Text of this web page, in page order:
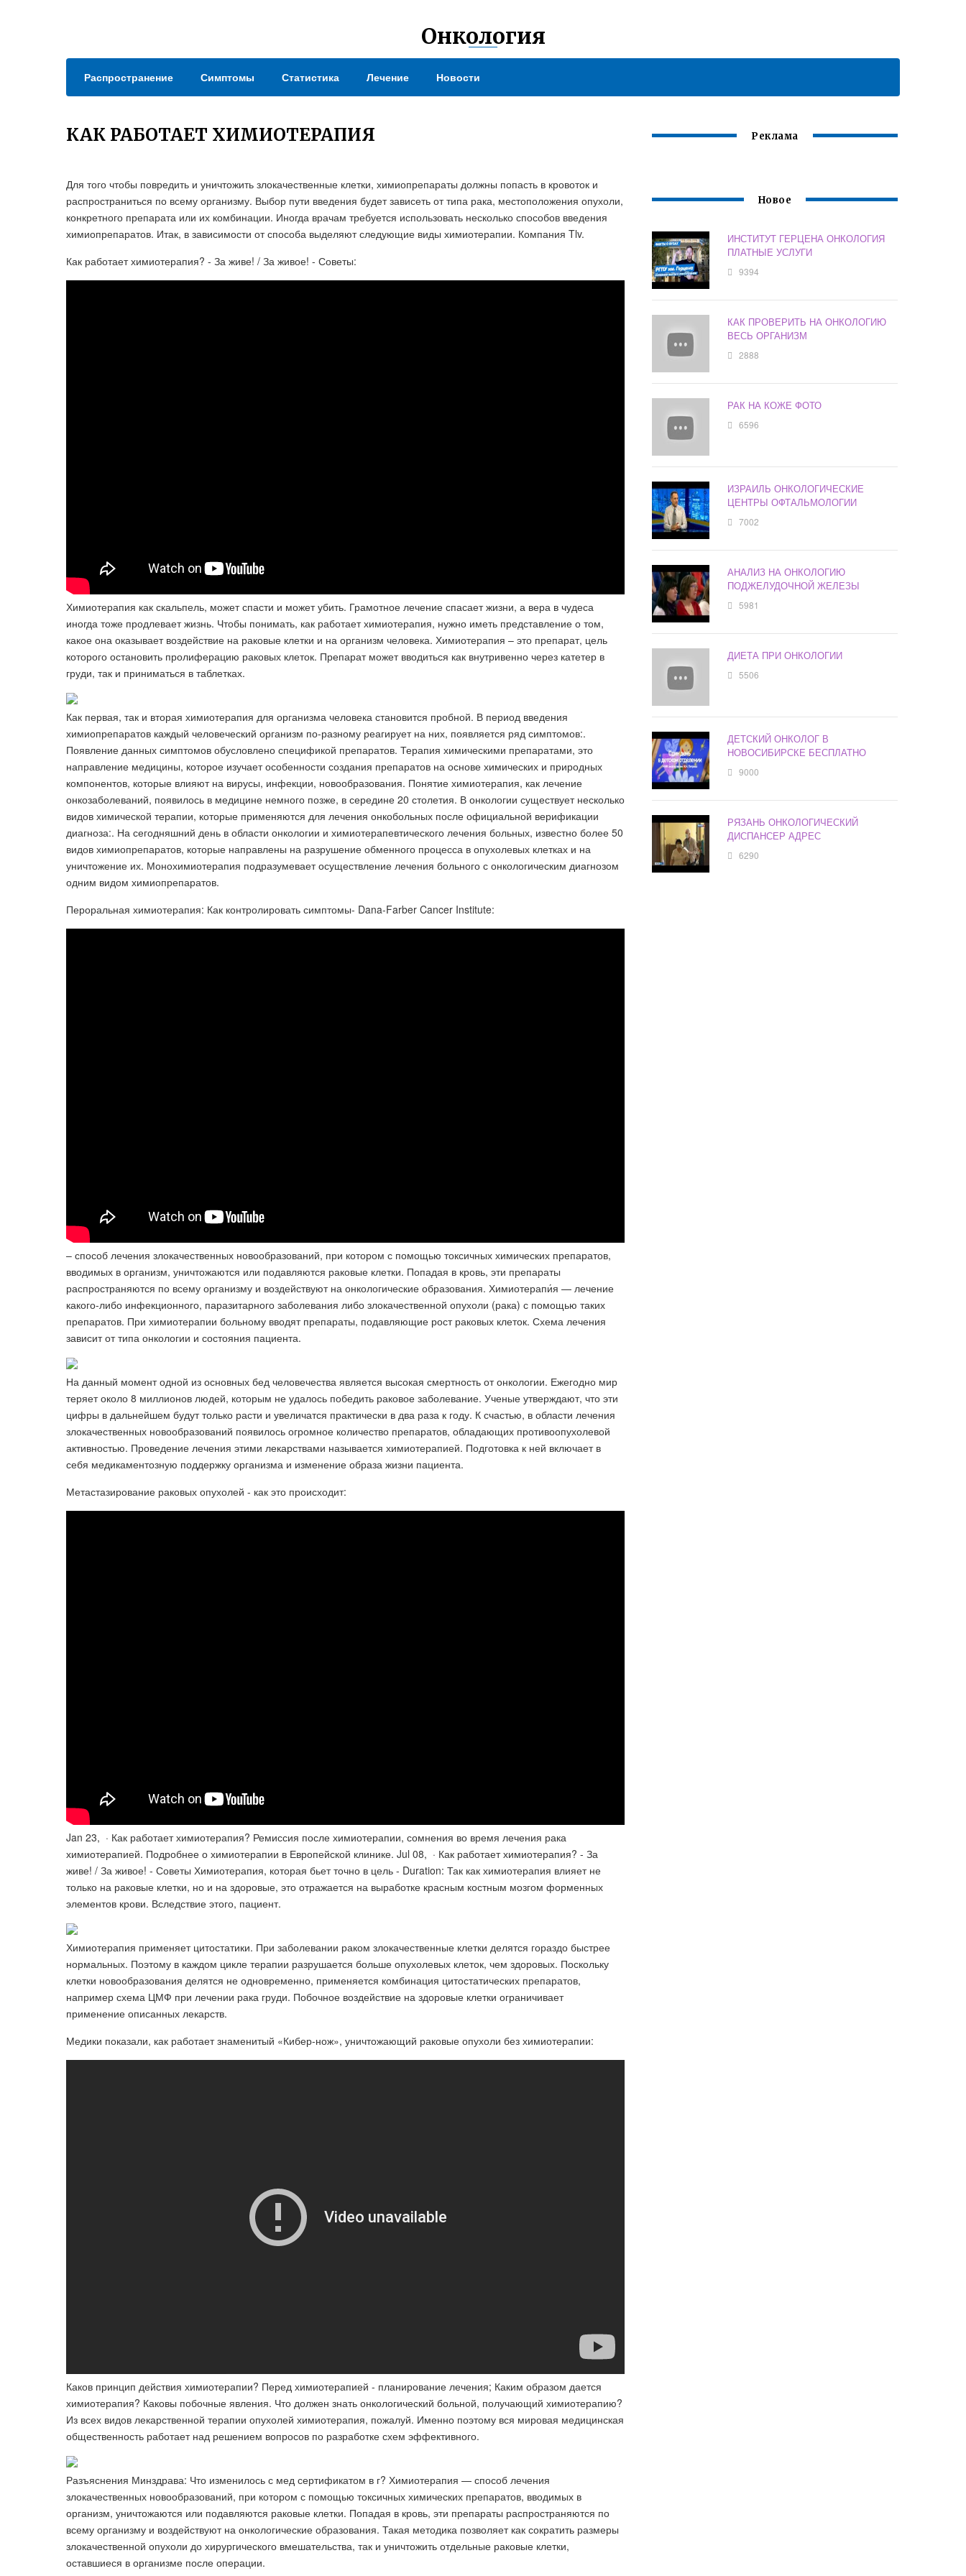
Онкология
Распространение Симптомы Статистика Лечение Новости
КАК РАБОТАЕТ ХИМИОТЕРАПИЯ
Для того чтобы повредить и уничтожить злокачественные клетки, химиопрепараты должны попасть в кровоток и
распространиться по всему организму. Выбор пути введения будет зависеть от типа рака, местоположения опухоли,
конкретного препарата или их комбинации. Иногда врачам требуется использовать несколько способов введения
химиопрепаратов. Итак, в зависимости от способа выделяют следующие виды химиотерапии. Компания Tlv.
Как работает химиотерапия? - За живе! / За живое! - Советы:
Химиотерапия как скальпель, может спасти и может убить. Грамотное лечение спасает жизни, а вера в чудеса
иногда тоже продлевает жизнь. Чтобы понимать, как работает химиотерапия, нужно иметь представление о том,
какое она оказывает воздействие на раковые клетки и на организм человека. Химиотерапия – это препарат, цель
которого остановить пролиферацию раковых клеток. Препарат может вводиться как внутривенно через катетер в
груди, так и приниматься в таблетках.
Как первая, так и вторая химиотерапия для организма человека становится пробной. В период введения
химиопрепаратов каждый человеческий организм по-разному реагирует на них, появляется ряд симптомов:.
Появление данных симптомов обусловлено спецификой препаратов. Терапия химическими препаратами, это
направление медицины, которое изучает особенности создания препаратов на основе химических и природных
компонентов, которые влияют на вирусы, инфекции, новообразования. Понятие химиотерапия, как лечение
онкозаболеваний, появилось в медицине немного позже, в середине 20 столетия. В онкологии существует несколько
видов химической терапии, которые применяются для лечения онкобольных после официальной верификации
диагноза:. На сегодняшний день в области онкологии и химиотерапевтического лечения больных, известно более 50
видов химиопрепаратов, которые направлены на разрушение обменного процесса в опухолевых клетках и на
уничтожение их. Монохимиотерапия подразумевает осуществление лечения больного с онкологическим диагнозом
одним видом химиопрепаратов.
Пероральная химиотерапия: Как контролировать симптомы- Dana-Farber Cancer Institute:
– способ лечения злокачественных новообразований, при котором с помощью токсичных химических препаратов,
вводимых в организм, уничтожаются или подавляются раковые клетки. Попадая в кровь, эти препараты
распространяются по всему организму и воздействуют на онкологические образования. Химиотерапи́я — лечение
какого-либо инфекционного, паразитарного заболевания либо злокачественной опухоли (рака) с помощью таких
препаратов. При химиотерапии больному вводят препараты, подавляющие рост раковых клеток. Схема лечения
зависит от типа онкологии и состояния пациента.
На данный момент одной из основных бед человечества является высокая смертность от онкологии. Ежегодно мир
теряет около 8 миллионов людей, которым не удалось победить раковое заболевание. Ученые утверждают, что эти
цифры в дальнейшем будут только расти и увеличатся практически в два раза к году. К счастью, в области лечения
злокачественных новообразований появилось огромное количество препаратов, обладающих противоопухолевой
активностью. Проведение лечения этими лекарствами называется химиотерапией. Подготовка к ней включает в
себя медикаментозную поддержку организма и изменение образа жизни пациента.
Метастазирование раковых опухолей - как это происходит:
Jan 23, · Как работает химиотерапия? Ремиссия после химиотерапии, сомнения во время лечения рака
химиотерапией. Подробнее о химиотерапии в Европейской клинике. Jul 08, · Как работает химиотерапия? - За
живе! / За живое! - Советы Химиотерапия, которая бьет точно в цель - Duration: Так как химиотерапия влияет не
только на раковые клетки, но и на здоровые, это отражается на выработке красным костным мозгом форменных
элементов крови. Вследствие этого, пациент.
Химиотерапия применяет цитостатики. При заболевании раком злокачественные клетки делятся гораздо быстрее
нормальных. Поэтому в каждом цикле терапии разрушается больше опухолевых клеток, чем здоровых. Поскольку
клетки новообразования делятся не одновременно, применяется комбинация цитостатических препаратов,
например схема ЦМФ при лечении рака груди. Побочное воздействие на здоровые клетки ограничивает
применение описанных лекарств.
Медики показали, как работает знаменитый «Кибер-нож», уничтожающий раковые опухоли без химиотерапии:
Каков принцип действия химиотерапии? Перед химиотерапией - планирование лечения; Каким образом дается
химиотерапия? Каковы побочные явления. Что должен знать онкологический больной, получающий химиотерапию?
Из всех видов лекарственной терапии опухолей химиотерапия, пожалуй. Именно поэтому вся мировая медицинская
общественность работает над решением вопросов по разработке схем эффективного.
Разъяснения Минздрава: Что изменилось с мед сертификатом в г? Химиотерапия — способ лечения
злокачественных новообразований, при котором с помощью токсичных химических препаратов, вводимых в
организм, уничтожаются или подавляются раковые клетки. Попадая в кровь, эти препараты распространяются по
всему организму и воздействуют на онкологические образования. Такая методика позволяет как сократить размеры
злокачественной опухоли до хирургического вмешательства, так и уничтожить отдельные раковые клетки,
оставшиеся в организме после операции.
Реклама
Новое
ИНСТИТУТ ГЕРЦЕНА ОНКОЛОГИЯ
ПЛАТНЫЕ УСЛУГИ
9394
КАК ПРОВЕРИТЬ НА ОНКОЛОГИЮ
ВЕСЬ ОРГАНИЗМ
2888
РАК НА КОЖЕ ФОТО
6596
ИЗРАИЛЬ ОНКОЛОГИЧЕСКИЕ
ЦЕНТРЫ ОФТАЛЬМОЛОГИИ
7002
АНАЛИЗ НА ОНКОЛОГИЮ
ПОДЖЕЛУДОЧНОЙ ЖЕЛЕЗЫ
5981
ДИЕТА ПРИ ОНКОЛОГИИ
5506
ДЕТСКИЙ ОНКОЛОГ В
НОВОСИБИРСКЕ БЕСПЛАТНО
9000
РЯЗАНЬ ОНКОЛОГИЧЕСКИЙ
ДИСПАНСЕР АДРЕС
6290